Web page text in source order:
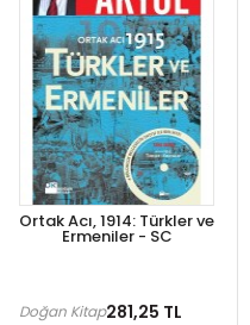
Ortak Acı, 1914: Türkler ve
Ermeniler - SC
281,25 TL
Doğan Kitap